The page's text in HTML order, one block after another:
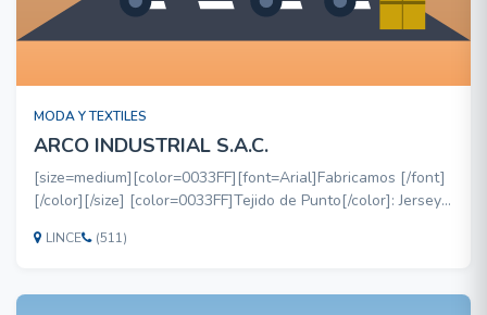
MODA Y TEXTILES
ARCO INDUSTRIAL S.A.C.
[size=medium][color=0033FF][font=Arial]Fabricamos [/font]
[/color][/size] [color=0033FF]Tejido de Punto[/color]: Jersey
[size=medium][color=0033CC][font=Arial]Confecciones:
LINCE (511)